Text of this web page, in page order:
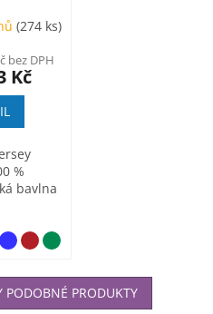
(274 ks)
bez DPH
Kč
%
bavlna
PODOBNÉ PRODUKTY